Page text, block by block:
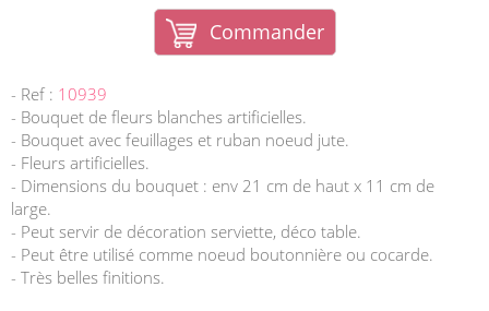
Commander
- Ref : 10939
- Bouquet de fleurs blanches artificielles.
- Bouquet avec feuillages et ruban noeud jute.
- Fleurs artificielles.
- Dimensions du bouquet : env 21 cm de haut x 11 cm de
large.
- Peut servir de décoration serviette, déco table.
- Peut être utilisé comme noeud boutonnière ou cocarde.
- Très belles finitions.